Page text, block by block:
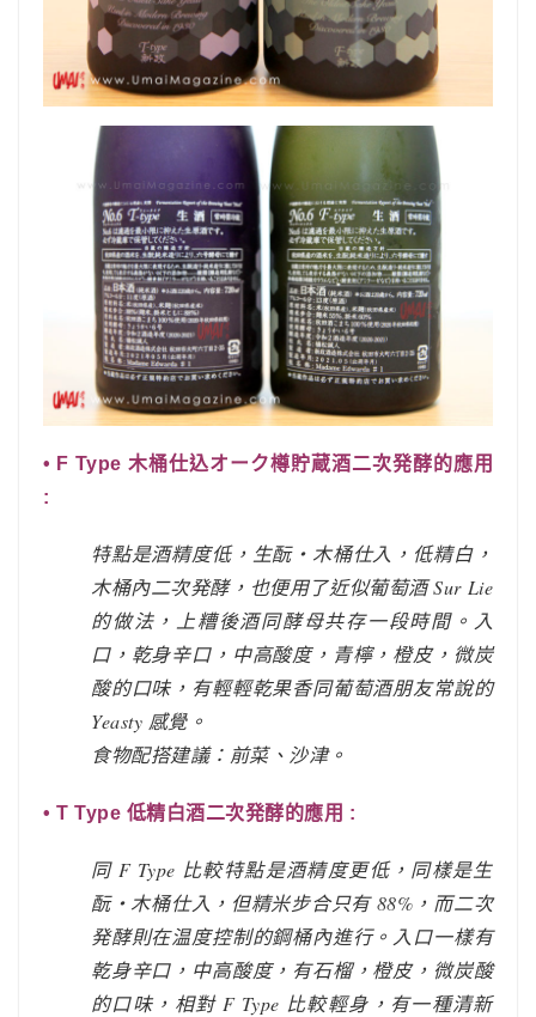
• F Type 木桶仕込オーク樽貯蔵酒二次発酵的應用
:
特點是酒精度低，生酛・木桶仕入，低精白，
木桶內二次発酵，也便用了近似葡萄酒 Sur Lie
的做法，上糟後酒同酵母共存一段時間。入
口，乾身辛口，中高酸度，青檸，橙皮，微炭
酸的口味，有輕輕乾果香同葡萄酒朋友常說的
Yeasty 感覺。
食物配搭建議：前菜、沙津。
• T Type 低精白酒二次発酵的應用 :
同 F Type 比較特點是酒精度更低，同樣是生
酛・木桶仕入，但精米步合只有 88%，而二次
発酵則在温度控制的鋼桶內進行。入口一樣有
乾身辛口，中高酸度，有石榴，橙皮，微炭酸
的口味，相對 F Type 比較輕身，有一種清新